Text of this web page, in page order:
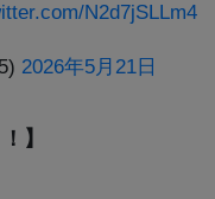
N2d7jSLLm4
2026年5月21日
】